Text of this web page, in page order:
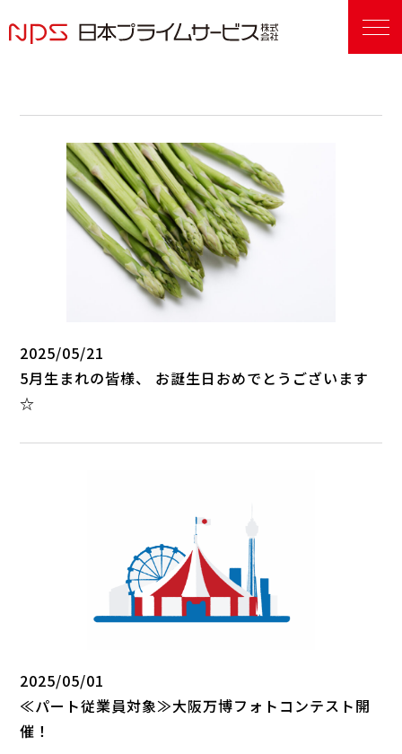
2025/05/21
5月生まれの皆様、 お誕生日おめでとうございます
☆
2025/05/01
≪パート従業員対象≫大阪万博フォトコンテスト開
催！